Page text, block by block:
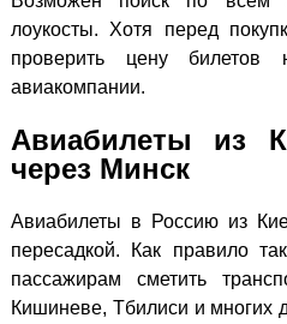
лоукосты. Хотя перед
проверить цену
авиакомпании.
Авиабилеты из
через Минск
Авиабилеты в Россию из
пересадкой. Как правило
пассажирам сметить
Кишиневе, Тбилиси и многих